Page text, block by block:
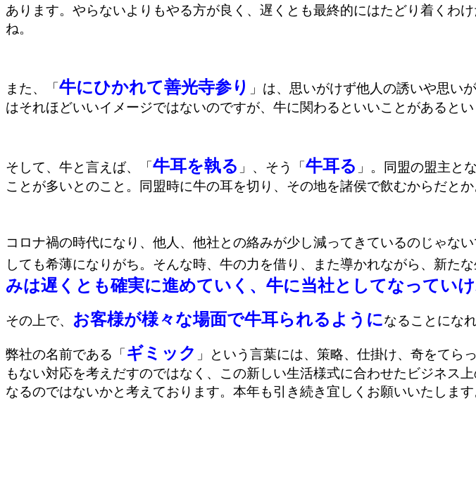
あります。やらないよりもやる方が良く、遅くとも最終的にはたどり着くわ
ね。
また、「牛にひかれて善光寺参り
」は、思いがけず他人の誘いや思い
はそれほどいいイメージではないのですが、牛に関わるといいことがあるとい
そして、牛と言えば、「牛耳を執る 」、そう「牛耳る 」。同盟の盟主と
ことが多いとのこと。同盟時に牛の耳を切り、その地を諸侯で飲むからだと
コロナ禍の時代になり、他人、他社との絡みが少し減ってきているのじゃな
しても希薄になりがち。そんな時、牛の力を借り、また導かれながら、新た
みは遅くとも確実に進めていく、牛に当社としてなってい
その上で、 お客様が様々な場面で牛耳られるようになることにな
弊社の名前である「ギミック 」という言葉には、策略、仕掛け、奇をてら
もない対応を考えだすのではなく、この新しい生活様式に合わせたビジネス
なるのではないかと考えております。本年も引き続き宜しくお願いいたします